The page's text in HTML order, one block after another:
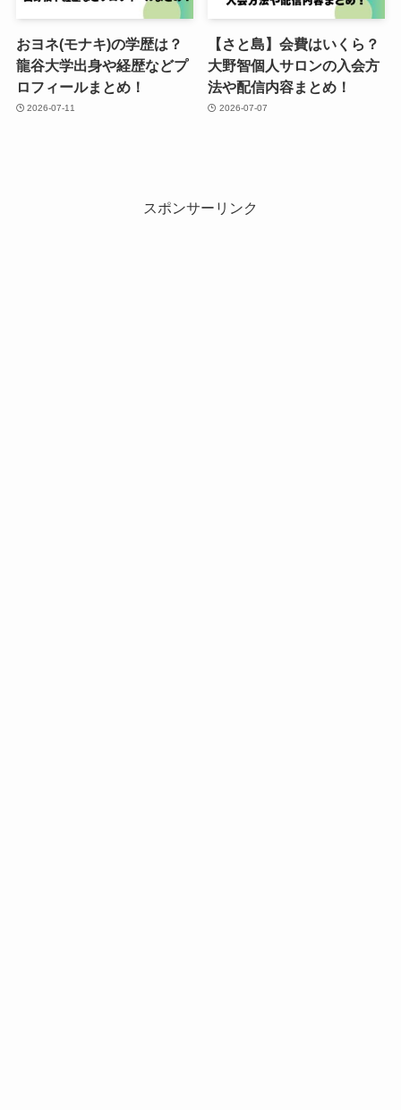
おヨネ(モナキ)の学歴は？
龍谷大学出身や経歴などプ
ロフィールまとめ！
2026-07-11
【さと島】会費はいくら？
大野智個人サロンの入会方
法や配信内容まとめ！
2026-07-07
スポンサーリンク